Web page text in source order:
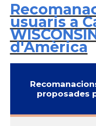
usuaris a
d'Amèrica
proposades